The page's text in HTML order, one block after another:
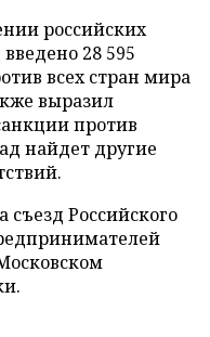
российских
28 595
всех стран мира
выразил
против
найдет другие
съезд Российского